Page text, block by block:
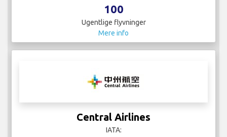
100
Ugentlige flyvninger
Mere info
Central Airlines
IATA: